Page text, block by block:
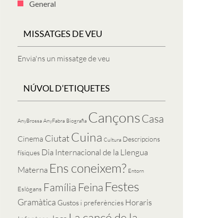
General
MISSATGES DE VEU
Envia'ns un missatge de veu
NÚVOL D’ETIQUETES
AnyBrossa AnyFabra Biografia CançonsCasa
Cinema Ciutat Cuina Cultura Descripcions
físiques Dia Internacional de la Llengua
Materna Ens coneixem? Entorn
Eslògans Família Feina Festes
Gramàtica Gustos i preferències Horaris